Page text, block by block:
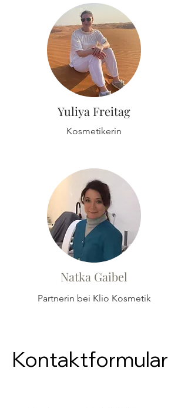
Yuliya Freitag
Kosmetikerin
Natka Gaibel
Partnerin bei Klio Kosmetik
Kontaktformular